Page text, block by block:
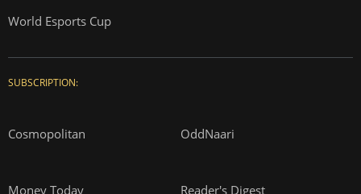
World Esports Cup
SUBSCRIPTION:
Cosmopolitan OddNaari
Money Today Reader's Digest